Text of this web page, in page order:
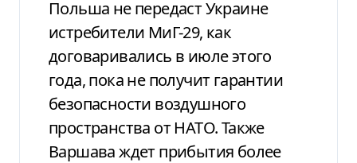
Польша не передаст Украине
истребители МиГ-29, как
договаривались в июле этого
года, пока не получит гарантии
безопасности воздушного
пространства от НАТО. Также
Варшава ждет прибытия более